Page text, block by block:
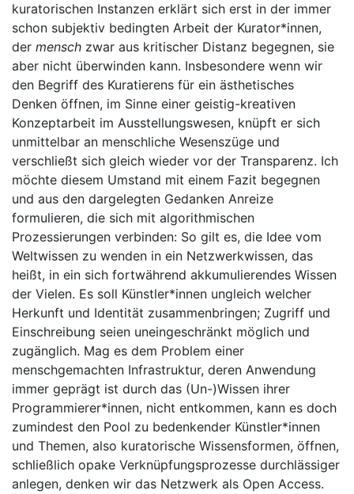
kuratorischen Instanzen erklärt sich erst in der immer
schon subjektiv bedingten Arbeit der Kurator*innen,
der mensch zwar aus kritischer Distanz begegnen, sie
aber nicht überwinden kann. Insbesondere wenn wir
den Begriff des Kuratierens für ein ästhetisches
Denken öffnen, im Sinne einer geistig-kreativen
Konzeptarbeit im Ausstellungswesen, knüpft er sich
unmittelbar an menschliche Wesenszüge und
verschließt sich gleich wieder vor der Transparenz. Ich
möchte diesem Umstand mit einem Fazit begegnen
und aus den dargelegten Gedanken Anreize
formulieren, die sich mit algorithmischen
Prozessierungen verbinden: So gilt es, die Idee vom
Weltwissen zu wenden in ein Netzwerkwissen, das
heißt, in ein sich fortwährend akkumulierendes Wissen
der Vielen. Es soll Künstler*innen ungleich welcher
Herkunft und Identität zusammenbringen; Zugriff und
Einschreibung seien uneingeschränkt möglich und
zugänglich. Mag es dem Problem einer
menschgemachten Infrastruktur, deren Anwendung
immer geprägt ist durch das (Un-)Wissen ihrer
Programmierer*innen, nicht entkommen, kann es doch
zumindest den Pool zu bedenkender Künstler*innen
und Themen, also kuratorische Wissensformen, öffnen,
schließlich opake Verknüpfungsprozesse durchlässiger
anlegen, denken wir das Netzwerk als Open Access.